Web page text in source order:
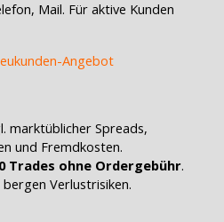
Mail. Für aktive Kunden
Angebot
marktüblicher Spreads,
und Fremdkosten.
Trades ohne Ordergebühr.
Verlustrisiken.